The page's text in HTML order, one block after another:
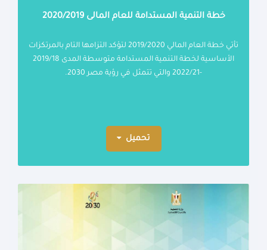
خطة التنمية المستدامة للعام المالى 2020/2019
تأتي خطة العام المالي 2019/2020 لتؤكد التزامها التام بالمرتكزات
الأساسية لخطة التنمية المستدامة متوسطة المدى 2019/18
-2022/21 والتي تتمثل في رؤية مصر 2030.
تحميل